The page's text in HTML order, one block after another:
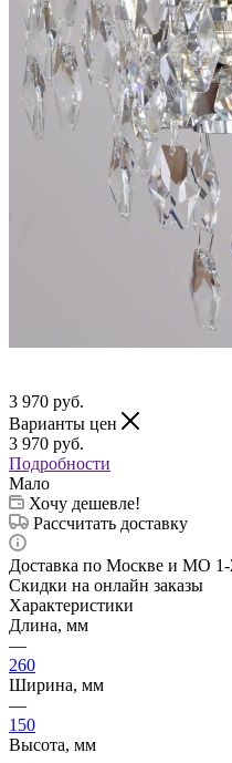
3 970 руб.
Варианты цен
3 970 руб.
Подробности
Мало
Хочу дешевле!
Рассчитать доставку
Доставка по Москве и МО 1-
Скидки на онлайн заказы
Характеристики
Длина, мм
—
260
Ширина, мм
—
150
Высота, мм